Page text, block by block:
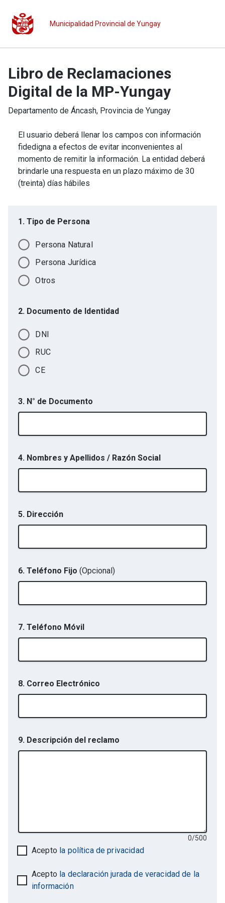
Municipalidad Provincial de Yungay
Libro de Reclamaciones
Digital de la MP-Yungay
Departamento de Áncash, Provincia de Yungay
El usuario deberá llenar los campos con información
fidedigna a efectos de evitar inconvenientes al
momento de remitir la información. La entidad deberá
brindarle una respuesta en un plazo máximo de 30
(treinta) días hábiles
1. Tipo de Persona
Persona Natural
Persona Jurídica
Otros
2. Documento de Identidad
DNI
RUC
CE
3. N° de Documento
4. Nombres y Apellidos / Razón Social
5. Dirección
6. Teléfono Fijo (Opcional)
7. Teléfono Móvil
8. Correo Electrónico
9. Descripción del reclamo
0/500
Acepto la política de privacidad
Acepto la declaración jurada de veracidad de la
información